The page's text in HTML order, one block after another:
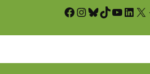
Facebook InstagramBluesky TikTok YouTube LinkedIn X